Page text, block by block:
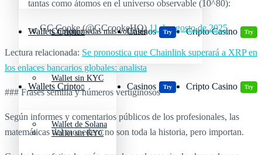
Wallets Cripto
Wallet sin KYC
Wallet de Solana
Casinos Try Cripto Casino Try
Criptomonedas más volátiles
Wallets Cripto
Wallet sin KYC
Casinos Try Cripto Casino Try
tantas como átomos en el universo observable (10^80):
— GC Cooke (@GCcookeHQ)11 de agosto de 2025
Lectura relacionada: Se pronostica que Chainlink superará a XRP en
los enlaces bancarios globales: analista
### Frases semilla y números vertiginosos
Según informes y comentarios públicos de los profesionales, las
matemáticas del monedero no son toda la historia, pero importan.